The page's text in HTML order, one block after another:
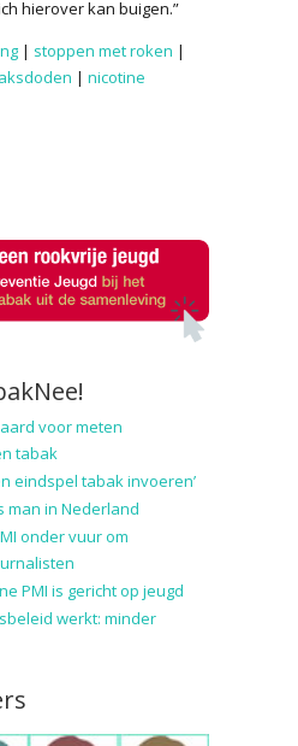
hierover kan buigen.”
| stoppen met roken |
| nicotine
voor meten
tabak
eindspel tabak invoeren’
man in Nederland
onder vuur om
PMI is gericht op jeugd
werkt: minder